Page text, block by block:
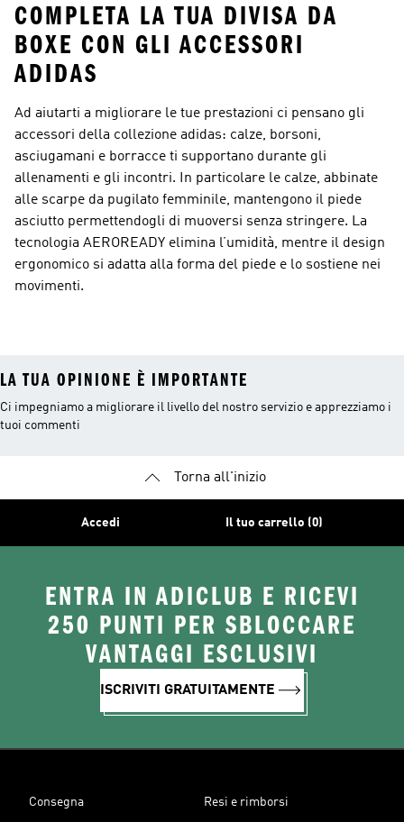
COMPLETA LA TUA DIVISA DA
BOXE CON GLI ACCESSORI
ADIDAS
Ad aiutarti a migliorare le tue prestazioni ci pensano gli
accessori della collezione adidas: calze, borsoni,
asciugamani e borracce ti supportano durante gli
allenamenti e gli incontri. In particolare le calze, abbinate
alle scarpe da pugilato femminile, mantengono il piede
asciutto permettendogli di muoversi senza stringere. La
tecnologia AEROREADY elimina l’umidità, mentre il design
ergonomico si adatta alla forma del piede e lo sostiene nei
movimenti.
LA TUA OPINIONE È IMPORTANTE
Ci impegniamo a migliorare il livello del nostro servizio e apprezziamo i
tuoi commenti
Torna all'inizio
Accedi Il tuo carrello (0)
ENTRA IN ADICLUB E RICEVI
250 PUNTI PER SBLOCCARE
VANTAGGI ESCLUSIVI
ISCRIVITI GRATUITAMENTE
Consegna Resi e rimborsi